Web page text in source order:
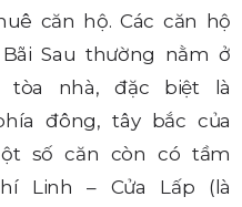
căn hộ. Các căn hộ
Sau thường nằm ở
tòa nhà, đặc biệt là
đông, tây bắc của
số căn còn có tầm
Linh – Cửa Lấp (là